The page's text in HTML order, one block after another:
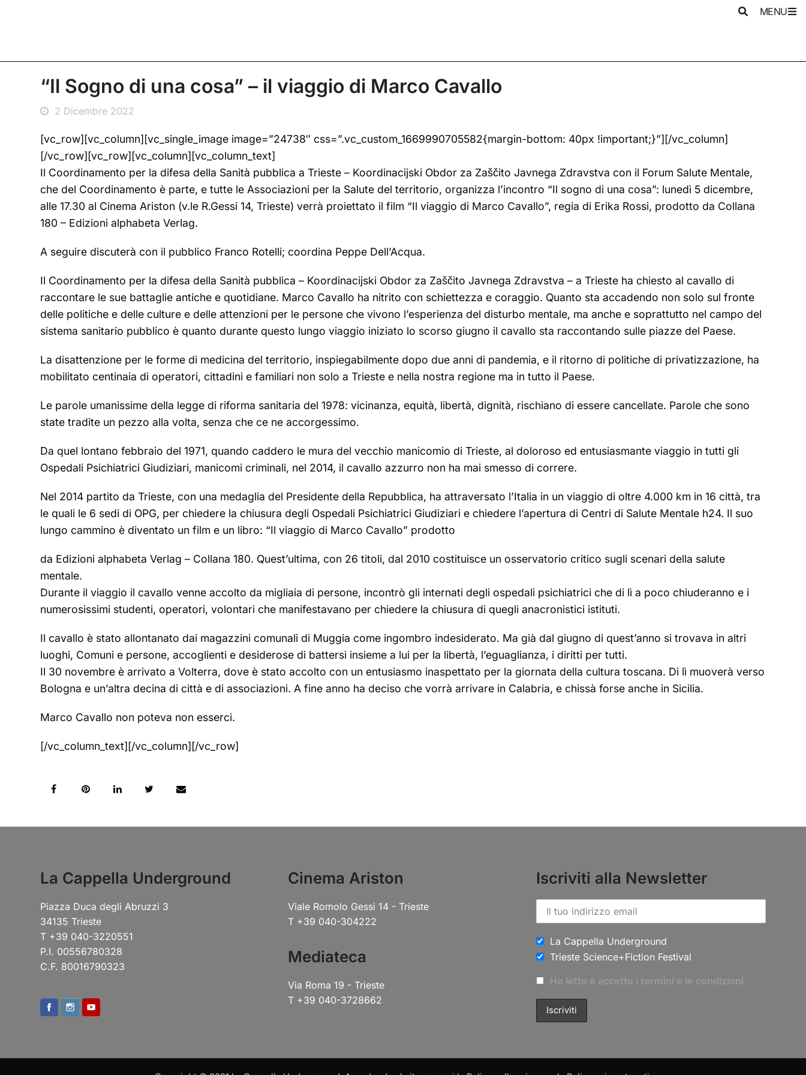
MENU
“Il Sogno di una cosa” – il viaggio di Marco Cavallo
2 Dicembre 2022
[vc_row][vc_column][vc_single_image image=”24738″ css=”.vc_custom_1669990705582{margin-bottom: 40px !important;}”][/vc_column]
[/vc_row][vc_row][vc_column][vc_column_text]
Il Coordinamento per la difesa della Sanità pubblica a Trieste – Koordinacijski Obdor za Zaščito Javnega Zdravstva con il Forum Salute Mentale,
che del Coordinamento è parte, e tutte le Associazioni per la Salute del territorio, organizza l’incontro “Il sogno di una cosa”: lunedì 5 dicembre,
alle 17.30 al Cinema Ariston (v.le R.Gessi 14, Trieste) verrà proiettato il film “Il viaggio di Marco Cavallo”, regia di Erika Rossi, prodotto da Collana
180 – Edizioni alphabeta Verlag.
A seguire discuterà con il pubblico Franco Rotelli; coordina Peppe Dell’Acqua.
Il Coordinamento per la difesa della Sanità pubblica – Koordinacijski Obdor za Zaščito Javnega Zdravstva – a Trieste ha chiesto al cavallo di
raccontare le sue battaglie antiche e quotidiane. Marco Cavallo ha nitrito con schiettezza e coraggio. Quanto sta accadendo non solo sul fronte
delle politiche e delle culture e delle attenzioni per le persone che vivono l’esperienza del disturbo mentale, ma anche e soprattutto nel campo del
sistema sanitario pubblico è quanto durante questo lungo viaggio iniziato lo scorso giugno il cavallo sta raccontando sulle piazze del Paese.
La disattenzione per le forme di medicina del territorio, inspiegabilmente dopo due anni di pandemia, e il ritorno di politiche di privatizzazione, ha
mobilitato centinaia di operatori, cittadini e familiari non solo a Trieste e nella nostra regione ma in tutto il Paese.
Le parole umanissime della legge di riforma sanitaria del 1978: vicinanza, equità, libertà, dignità, rischiano di essere cancellate. Parole che sono
state tradite un pezzo alla volta, senza che ce ne accorgessimo.
Da quel lontano febbraio del 1971, quando caddero le mura del vecchio manicomio di Trieste, al doloroso ed entusiasmante viaggio in tutti gli
Ospedali Psichiatrici Giudiziari, manicomi criminali, nel 2014, il cavallo azzurro non ha mai smesso di correre.
Nel 2014 partito da Trieste, con una medaglia del Presidente della Repubblica, ha attraversato l’Italia in un viaggio di oltre 4.000 km in 16 città, tra
le quali le 6 sedi di OPG, per chiedere la chiusura degli Ospedali Psichiatrici Giudiziari e chiedere l’apertura di Centri di Salute Mentale h24. Il suo
lungo cammino è diventato un film e un libro: “Il viaggio di Marco Cavallo” prodotto
da Edizioni alphabeta Verlag – Collana 180. Quest’ultima, con 26 titoli, dal 2010 costituisce un osservatorio critico sugli scenari della salute
mentale.
Durante il viaggio il cavallo venne accolto da migliaia di persone, incontrò gli internati degli ospedali psichiatrici che di lì a poco chiuderanno e i
numerosissimi studenti, operatori, volontari che manifestavano per chiedere la chiusura di quegli anacronistici istituti.
Il cavallo è stato allontanato dai magazzini comunali di Muggia come ingombro indesiderato. Ma già dal giugno di quest’anno si trovava in altri
luoghi, Comuni e persone, accoglienti e desiderose di battersi insieme a lui per la libertà, l’eguaglianza, i diritti per tutti.
Il 30 novembre è arrivato a Volterra, dove è stato accolto con un entusiasmo inaspettato per la giornata della cultura toscana. Di lì muoverà verso
Bologna e un’altra decina di città e di associazioni. A fine anno ha deciso che vorrà arrivare in Calabria, e chissà forse anche in Sicilia.
Marco Cavallo non poteva non esserci.
[/vc_column_text][/vc_column][/vc_row]
La Cappella Underground
Piazza Duca degli Abruzzi 3
34135 Trieste
T +39 040-3220551
P.I. 00556780328
C.F. 80016790323
Cinema Ariston
Viale Romolo Gessi 14 - Trieste
T +39 040-304222
Mediateca
Via Roma 19 - Trieste
T +39 040-3728662
Iscriviti alla Newsletter
La Cappella Underground
Trieste Science+Fiction Festival
Ho letto e accetto i termini e le condizioni